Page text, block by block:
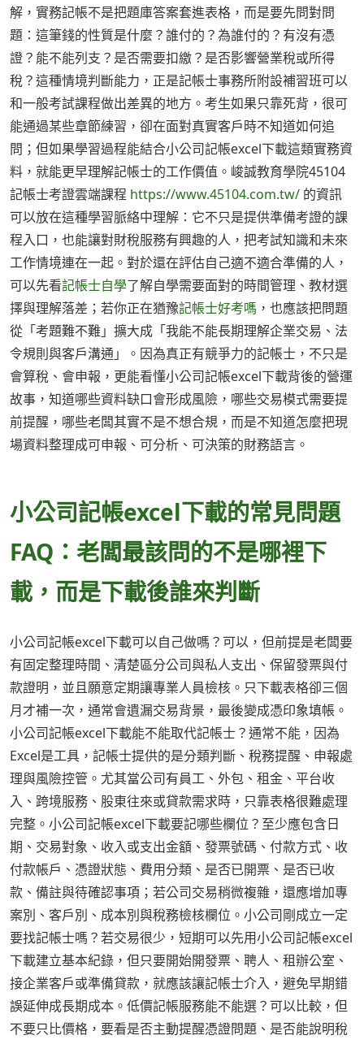
解，實務記帳不是把題庫答案套進表格，而是要先問對問
題：這筆錢的性質是什麼？誰付的？為誰付的？有沒有憑
證？能不能列支？是否需要扣繳？是否影響營業稅或所得
稅？這種情境判斷能力，正是記帳士事務所附設補習班可以
和一般考試課程做出差異的地方。考生如果只靠死背，很可
能通過某些章節練習，卻在面對真實客戶時不知道如何追
問；但如果學習過程能結合小公司記帳excel下載這類實務資
料，就能更早理解記帳士的工作價值。峻誠教育學院45104
記帳士考證雲端課程 https://www.45104.com.tw/ 的資訊
可以放在這種學習脈絡中理解：它不只是提供準備考證的課
程入口，也能讓對財稅服務有興趣的人，把考試知識和未來
工作情境連在一起。對於還在評估自己適不適合準備的人，
可以先看記帳士自學了解自學需要面對的時間管理、教材選
擇與理解落差；若你正在猶豫記帳士好考嗎 ，也應該把問題
從「考題難不難」擴大成「我能不能長期理解企業交易、法
令規則與客戶溝通」。因為真正有競爭力的記帳士，不只是
會算稅、會申報，更能看懂小公司記帳excel下載背後的營運
故事，知道哪些資料缺口會形成風險，哪些交易模式需要提
前提醒，哪些老闆其實不是不想合規，而是不知道怎麼把現
場資料整理成可申報、可分析、可決策的財務語言。
小公司記帳excel下載的常見問題
FAQ：老闆最該問的不是哪裡下
載，而是下載後誰來判斷
小公司記帳excel下載可以自己做嗎？可以，但前提是老闆要
有固定整理時間、清楚區分公司與私人支出、保留發票與付
款證明，並且願意定期讓專業人員檢核。只下載表格卻三個
月才補一次，通常會遺漏交易背景，最後變成憑印象填帳。
小公司記帳excel下載能不能取代記帳士？通常不能，因為
Excel是工具，記帳士提供的是分類判斷、稅務提醒、申報處
理與風險控管。尤其當公司有員工、外包、租金、平台收
入、跨境服務、股東往來或貸款需求時，只靠表格很難處理
完整。小公司記帳excel下載要記哪些欄位？至少應包含日
期、交易對象、收入或支出金額、發票號碼、付款方式、收
付款帳戶、憑證狀態、費用分類、是否已開票、是否已收
款、備註與待確認事項；若公司交易稍微複雜，還應增加專
案別、客戶別、成本別與稅務檢核欄位。小公司剛成立一定
要找記帳士嗎？若交易很少，短期可以先用小公司記帳excel
下載建立基本紀錄，但只要開始開發票、聘人、租辦公室、
接企業客戶或準備貸款，就應該讓記帳士介入，避免早期錯
誤延伸成長期成本。低價記帳服務能不能選？可以比較，但
不要只比價格，要看是否主動提醒憑證問題、是否能說明稅